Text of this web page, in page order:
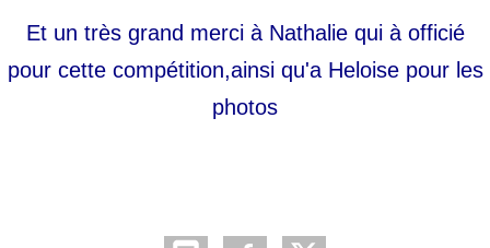
Et un très grand merci à Nathalie qui à officié
pour cette compétition,ainsi qu'a Heloise pour les
photos